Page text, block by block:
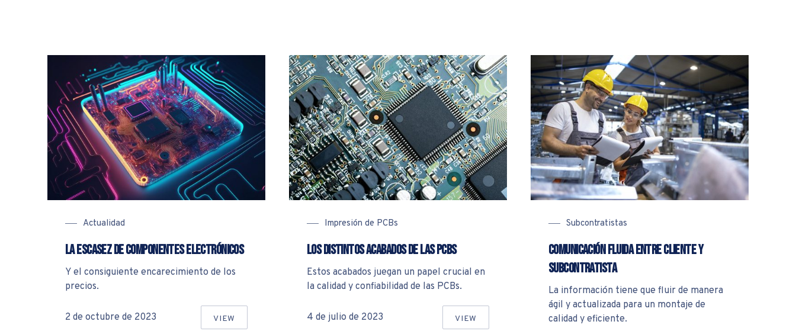
Actualidad
La escasez de componentes electrónicos
Y el consiguiente encarecimiento de los
precios.
2 de octubre de 2023 VIEW
LA ESCASEZ DE COMPONENTES ELECTRÓNICOS
Impresión de PCBs
Los distintos acabados de las PCBs
Estos acabados juegan un papel crucial en
la calidad y confiabilidad de las PCBs.
4 de julio de 2023 VIEW
LOS DISTINTOS ACABADOS DE LAS PCBS
Subcontratistas
Comunicación fluida entre cliente y
subcontratista
La información tiene que fluir de manera
ágil y actualizada para un montaje de
calidad y eficiente.